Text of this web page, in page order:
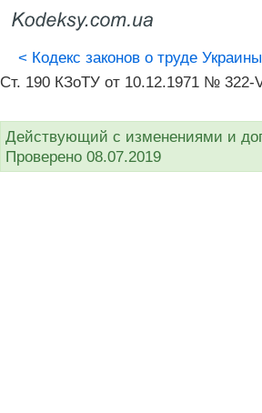
< Кодекс законов о труде Украины
Ст. 190 КЗоТУ от 10.12.1971 № 322-
Действующий с изменениями и
Проверено 08.07.2019